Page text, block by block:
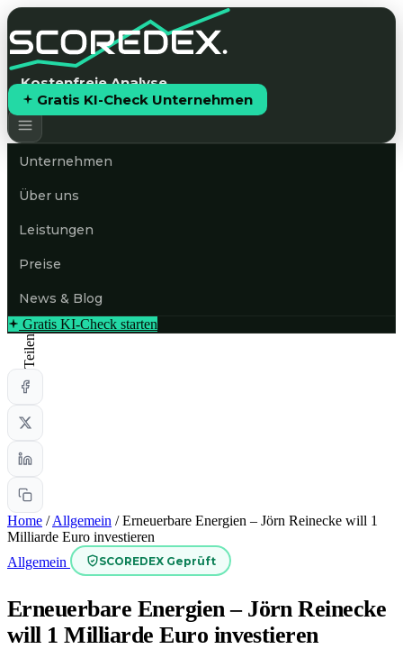
Kostenfreie Analyse
Gratis KI-Check Unternehmen
Unternehmen
Über uns
Leistungen
Preise
News & Blog
Gratis KI-Check starten
Teilen
Home / Allgemein / Erneuerbare Energien – Jörn Reinecke will 1
Milliarde Euro investieren
Allgemein
SCOREDEX Geprüft
Erneuerbare Energien – Jörn Reinecke
will 1 Milliarde Euro investieren